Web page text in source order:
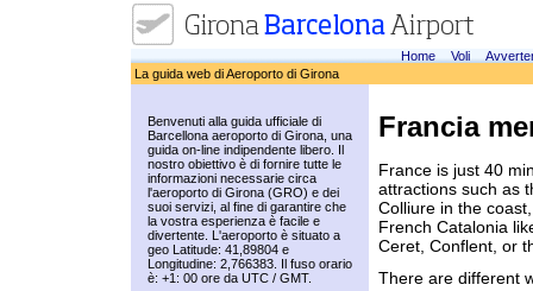
Home Voli
La guida web di Aeroporto di Girona
Benvenuti alla guida ufficiale di
Barcellona aeroporto di Girona, una
guida on-line indipendente libero. Il
nostro obiettivo è di fornire tutte le
informazioni necessarie circa
l'aeroporto di Girona (GRO) e dei
suoi servizi, al fine di garantire che
la vostra esperienza è facile e
divertente. L'aeroporto è situato a
geo Latitude: 41,89804 e
Longitudine: 2,766383. Il fuso orario
è: +1: 00 ore da UTC / GMT.
Francia
France is just 40
attractions such as
Colliure in the
French Catalonia
Ceret, Conflent, or
There are different